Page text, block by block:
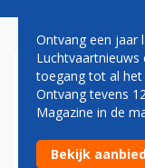
NIEUWE
TOT
Ontvang een jaar
Luchtvaartnieuws
toegang tot al het
Ontvang tevens
Magazine in de
Bekijk